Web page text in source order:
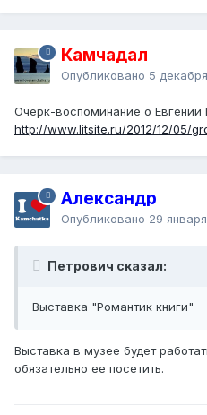
Камчадал
Опубликовано 5
Очерк-воспоминание о Евгении
http://www.litsite.ru/2012/12/05/
Александр
Опубликовано 29
Петрович сказал:
Выставка "Романтик книги"
Выставка в музее будет
обязательно ее посетить.